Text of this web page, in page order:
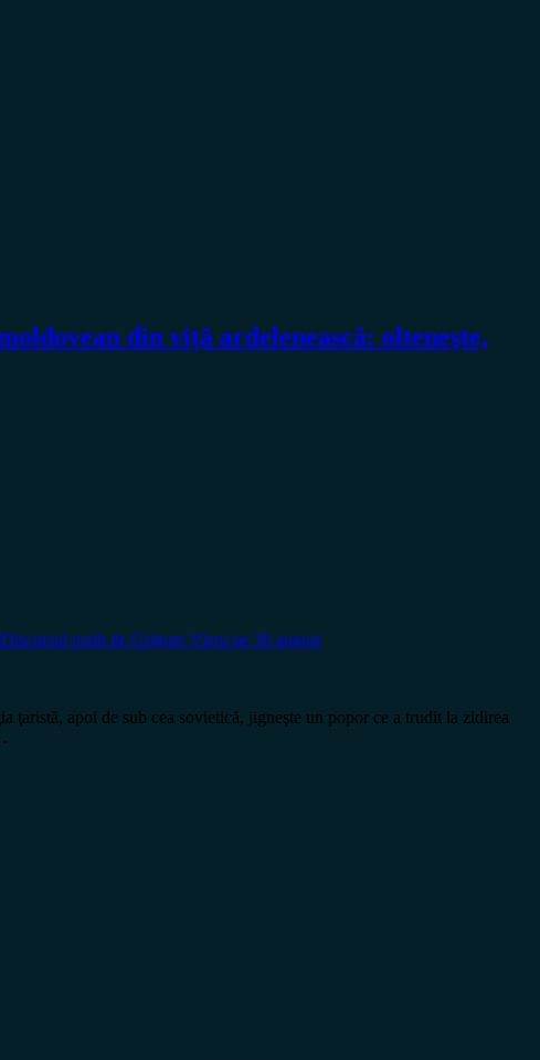
din viţă ardelenească: olteneşte,
Discursul rostit de Grigore Vieru pe 30 august
apoi de sub cea sovietică, jigneşte un popor ce a trudit la zidirea